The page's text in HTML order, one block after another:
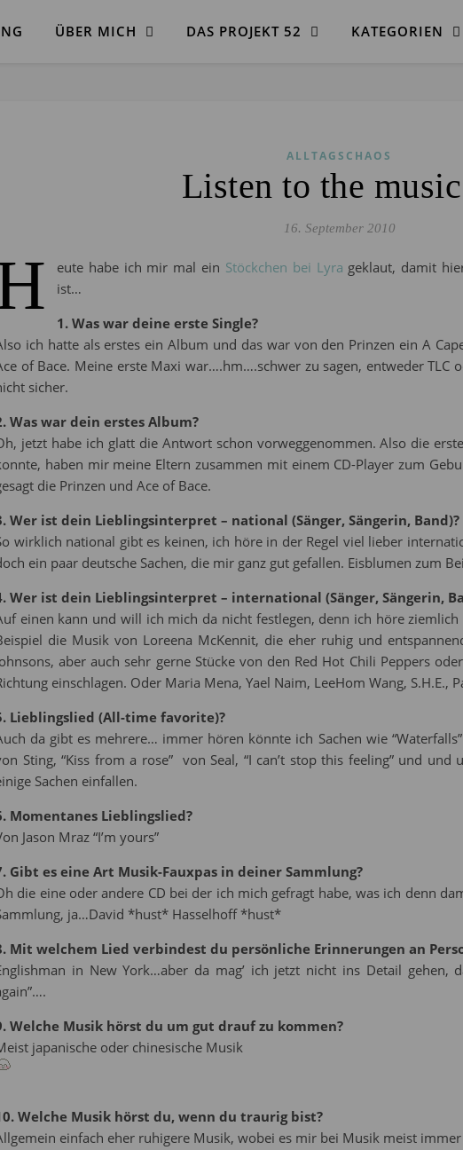
ÜBER MICH DAS PROJEKT 52 KATEGORIEN
ALLTAGSCHAOS
Listen to the
16. September 2010
eute habe ich mir mal ein Stöckchen bei Lyra geklaut, damit
ist…
1. Was war deine erste Single?
ich hatte als erstes ein Album und das war von den Prinzen ein A
of Bace. Meine erste Maxi war….hm….schwer zu sagen, entweder TLC
sicher.
Was war dein erstes Album?
jetzt habe ich glatt die Antwort schon vorweggenommen. Also die
haben mir meine Eltern zusammen mit einem CD-Player zum
die Prinzen und Ace of Bace.
Wer ist dein Lieblingsinterpret – national (Sänger, Sängerin, Band)?
wirklich national gibt es keinen, ich höre in der Regel viel lieber
ein paar deutsche Sachen, die mir ganz gut gefallen. Eisblumen zum
Wer ist dein Lieblingsinterpret – international (Sänger, Sängerin,
einen kann und will ich mich da nicht festlegen, denn ich höre ziemlich
die Musik von Loreena McKennit, die eher ruhig und
aber auch sehr gerne Stücke von den Red Hot Chili Peppers
einschlagen. Oder Maria Mena, Yael Naim, LeeHom Wang,
Lieblingslied (All-time favorite)?
da gibt es mehrere… immer hören könnte ich Sachen wie
Sting, “Kiss from a rose” von Seal, “I can’t stop this feeling” und
Sachen einfallen.
Momentanes Lieblingslied?
Jason Mraz “I’m yours”
Gibt es eine Art Musik-Fauxpas in deiner Sammlung?
die eine oder andere CD bei der ich mich gefragt habe, was ich denn
ja…David *hust* Hasselhoff *hust*
Mit welchem Lied verbindest du persönliche Erinnerungen an
in New York…aber da mag’ ich jetzt nicht ins Detail gehen,
Welche Musik hörst du um gut drauf zu kommen?
japanische oder chinesische Musik
Welche Musik hörst du, wenn du traurig bist?
einfach eher ruhigere Musik, wobei es mir bei Musik meist